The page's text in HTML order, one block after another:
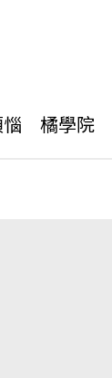
橘學院